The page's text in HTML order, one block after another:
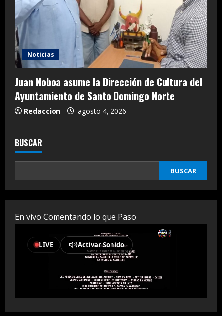
Noticias
Juan Noboa asume la Dirección de Cultura del
Ayuntamiento de Santo Domingo Norte
Redaccion agosto 4, 2026
BUSCAR
BUSCAR
En vivo Comentando lo que Paso